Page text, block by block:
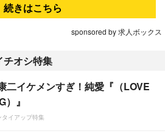
続きはこちら
sponsored by 求人ボックス
チオシ特集
二イケメンすぎ！純愛『（LOVE
）』
タイアップ特集